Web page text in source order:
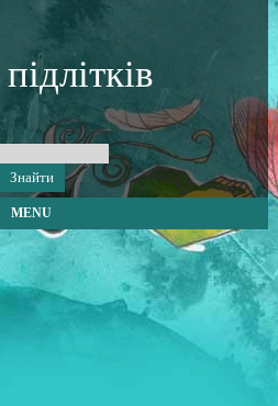
MENU